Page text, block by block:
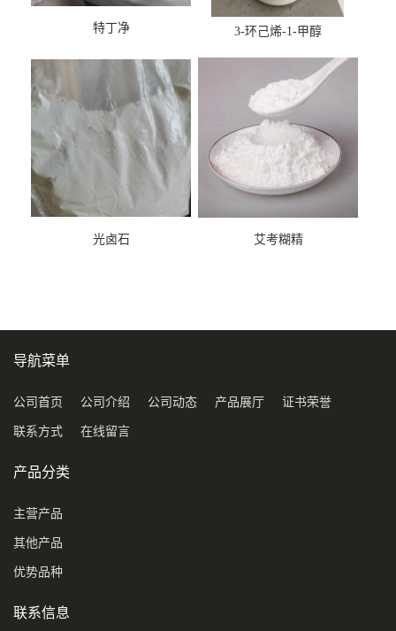
特丁净 3-环己烯-1-甲醇
光卤石 艾考糊精
导航菜单
公司首页 公司介绍 公司动态 产品展厅 证书荣誉
联系方式 在线留言
产品分类
主营产品
其他产品
优势品种
联系信息